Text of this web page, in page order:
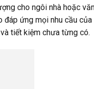
cho ngôi nhà hoặc
ứng mọi nhu cầu
tiết kiệm chưa từng có.